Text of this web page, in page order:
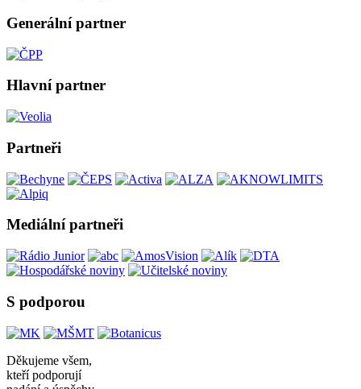
Generální partner
Hlavní partner
Partneři
Mediální partneři
S podporou
Děkujeme všem,
kteří podporují